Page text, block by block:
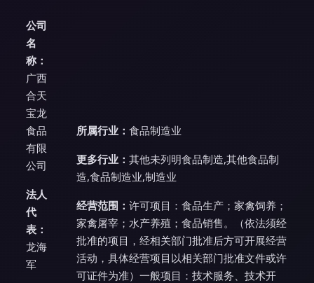
公司
名
称：
广西
合天
宝龙
食品
有限
公司
法人
代
表：
龙海
军
所属行业： 食品制造业
更多行业： 其他未列明食品制造,其他食品制
造,食品制造业,制造业
经营范围： 许可项目：食品生产；家禽饲养；
家禽屠宰；水产养殖；食品销售。（依法须经
批准的项目，经相关部门批准后方可开展经营
活动，具体经营项目以相关部门批准文件或许
可证件为准）一般项目：技术服务、技术开